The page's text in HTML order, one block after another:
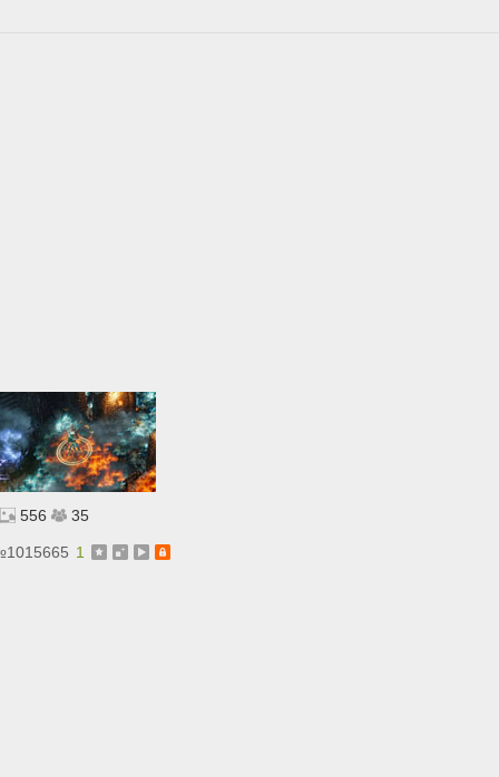
556 35
1015665 1